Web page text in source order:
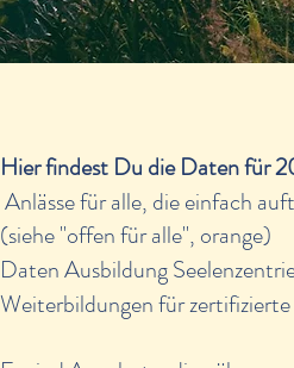
Hier findest Du die Daten für
Anlässe für alle, die einfach
(siehe "offen für alle", orange)
Daten Ausbildung
Weiterbildungen für